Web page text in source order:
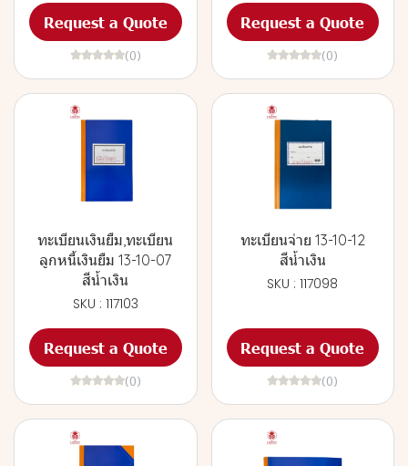
Request a Quote
(0)
Request a Quote
(0)
ทะเบียนเงินยืม,ทะเบียน
ลูกหนี้เงินยืม 13-10-07
สีน้ำเงิน
SKU : 117103
Request a Quote
(0)
ทะเบียนจ่าย 13-10-12
สีน้ำเงิน
SKU : 117098
Request a Quote
(0)